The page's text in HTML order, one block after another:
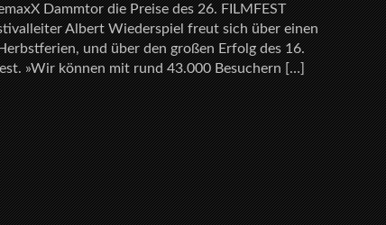
Dammtor die Preise des 26. FILMFEST
Albert Wiederspiel freut sich über einen
und über den großen Erfolg des 16.
»Wir können mit rund 43.000 Besuchern […]